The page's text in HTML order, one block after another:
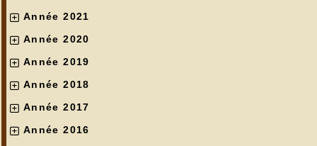
Année 2021
Année 2020
Année 2019
Année 2018
Année 2017
Année 2016